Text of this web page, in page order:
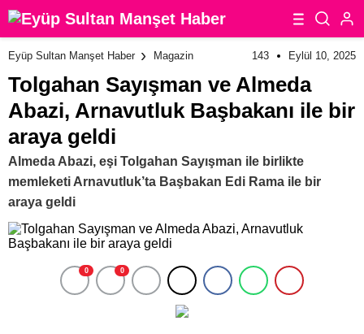
Eyüp Sultan Manşet Haber Magazin 143 Eylül 10, 2025
Tolgahan Sayışman ve Almeda
Abazi, Arnavutluk Başbakanı ile bir
araya geldi
Almeda Abazi, eşi Tolgahan Sayışman ile birlikte
memleketi Arnavutluk’ta Başbakan Edi Rama ile bir
araya geldi
0 0